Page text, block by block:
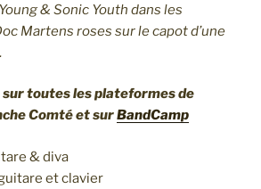
& Sonic Youth dans les
Martens roses sur le capot d’une
toutes les plateformes de
Comté et surBandCamp
& diva
et clavier